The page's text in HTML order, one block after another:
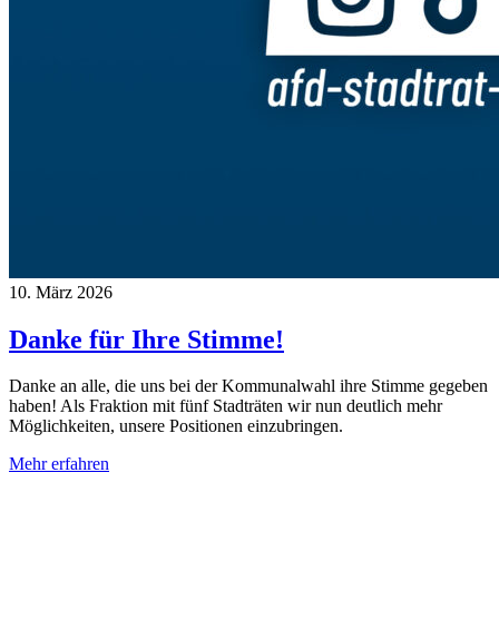
10. März 2026
Danke für Ihre Stimme!
Danke an alle, die uns bei der Kommunalwahl ihre Stimme gegeben
haben! Als Fraktion mit fünf Stadträten wir nun deutlich mehr
Möglichkeiten, unsere Positionen einzubringen.
Mehr erfahren